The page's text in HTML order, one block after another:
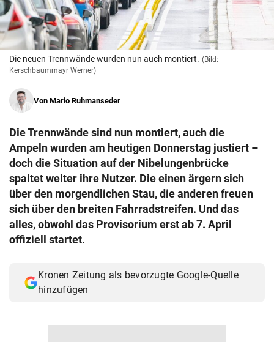
© Krone Multimedia GmbH & Co KG 2026
Muthgasse 2, 1190 Wien
Die neuen Trennwände wurden nun auch montiert. (Bild:
Kerschbaummayr Werner)
Von Mario Ruhmanseder
Die Trennwände sind nun montiert, auch die
Ampeln wurden am heutigen Donnerstag justiert –
doch die Situation auf der Nibelungenbrücke
spaltet weiter ihre Nutzer. Die einen ärgern sich
über den morgendlichen Stau, die anderen freuen
sich über den breiten Fahrradstreifen. Und das
alles, obwohl das Provisorium erst ab 7. April
offiziell startet.
Kronen Zeitung als bevorzugte Google-Quelle
hinzufügen